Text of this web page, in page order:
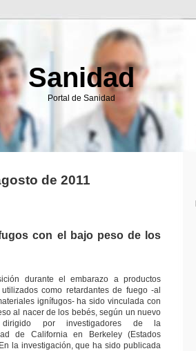
Sanidad
Portal de Sanidad
de 2011
con el bajo peso de los
durante el embarazo a productos
como retardantes de fuego -al
ignífugos- ha sido vinculada con
al nacer de los bebés, según un nuevo
dirigido por investigadores de la
de California en Berkeley (Estados
la investigación, que ha sido publicada